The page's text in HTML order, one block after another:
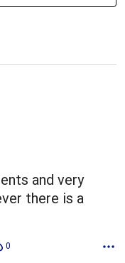
and very
there is a
0